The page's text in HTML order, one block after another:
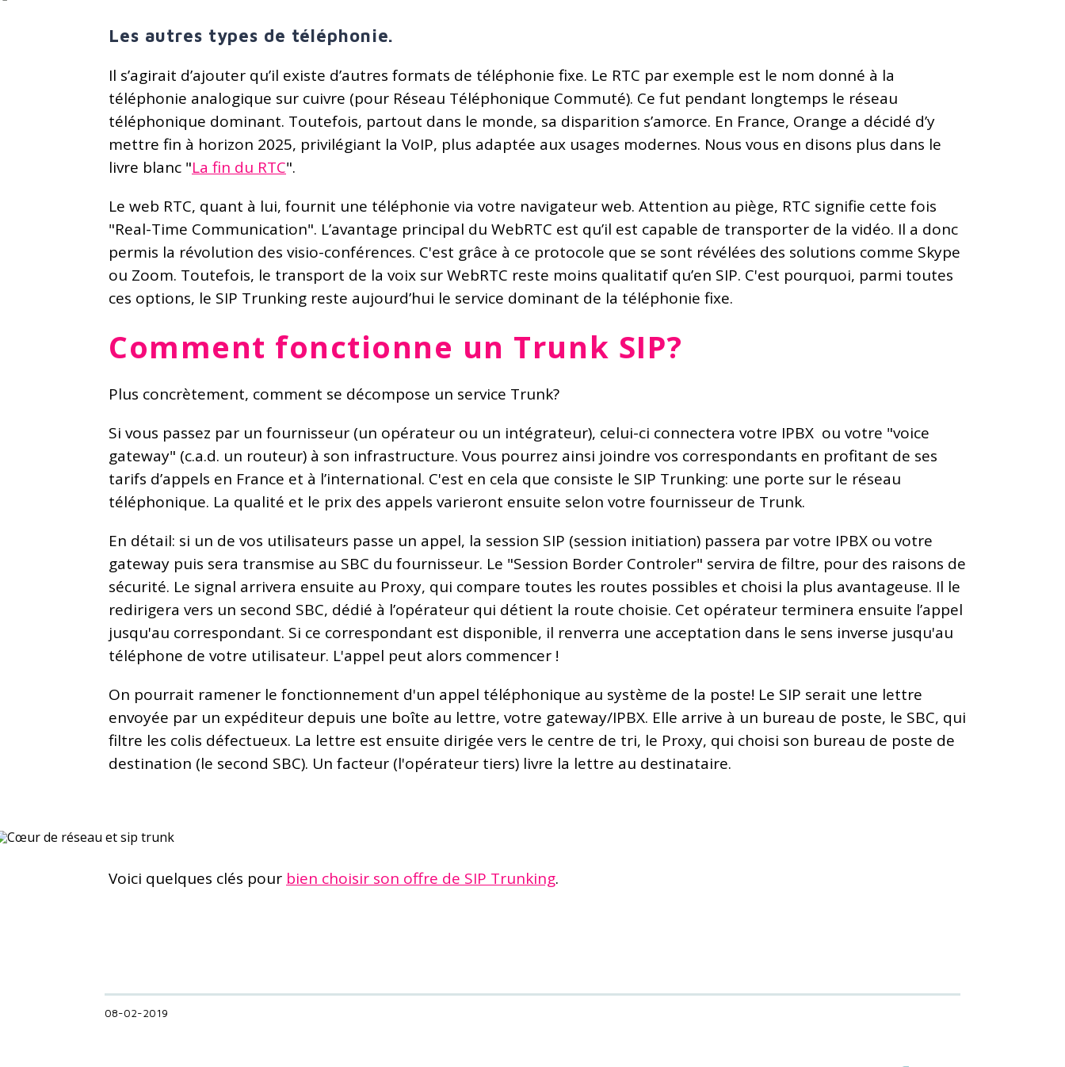
Les autres types de téléphonie.
Il s’agirait d’ajouter qu’il existe d’autres formats de téléphonie fixe. Le RTC par exemple est le nom donné à la
téléphonie analogique sur cuivre (pour Réseau Téléphonique Commuté). Ce fut pendant longtemps le réseau
téléphonique dominant. Toutefois, partout dans le monde, sa disparition s’amorce. En France, Orange a décidé d’y
mettre fin à horizon 2025, privilégiant la VoIP, plus adaptée aux usages modernes. Nous vous en disons plus dans le
livre blanc "La fin du RTC".
Le web RTC, quant à lui, fournit une téléphonie via votre navigateur web. Attention au piège, RTC signifie cette fois
"Real-Time Communication". L’avantage principal du WebRTC est qu’il est capable de transporter de la vidéo. Il a donc
permis la révolution des visio-conférences. C'est grâce à ce protocole que se sont révélées des solutions comme Skype
ou Zoom. Toutefois, le transport de la voix sur WebRTC reste moins qualitatif qu’en SIP. C'est pourquoi, parmi toutes
ces options, le SIP Trunking reste aujourd’hui le service dominant de la téléphonie fixe.
Comment fonctionne un Trunk SIP?
Plus concrètement, comment se décompose un service Trunk?
Si vous passez par un fournisseur (un opérateur ou un intégrateur), celui-ci connectera votre IPBX ou votre "voice
gateway" (c.a.d. un routeur) à son infrastructure. Vous pourrez ainsi joindre vos correspondants en profitant de ses
tarifs d’appels en France et à l’international. C'est en cela que consiste le SIP Trunking: une porte sur le réseau
téléphonique. La qualité et le prix des appels varieront ensuite selon votre fournisseur de Trunk.
En détail: si un de vos utilisateurs passe un appel, la session SIP (session initiation) passera par votre IPBX ou votre
gateway puis sera transmise au SBC du fournisseur. Le "Session Border Controler" servira de filtre, pour des raisons de
sécurité. Le signal arrivera ensuite au Proxy, qui compare toutes les routes possibles et choisi la plus avantageuse. Il le
redirigera vers un second SBC, dédié à l’opérateur qui détient la route choisie. Cet opérateur terminera ensuite l’appel
jusqu'au correspondant. Si ce correspondant est disponible, il renverra une acceptation dans le sens inverse jusqu'au
téléphone de votre utilisateur. L'appel peut alors commencer !
On pourrait ramener le fonctionnement d'un appel téléphonique au système de la poste! Le SIP serait une lettre
envoyée par un expéditeur depuis une boîte au lettre, votre gateway/IPBX. Elle arrive à un bureau de poste, le SBC, qui
filtre les colis défectueux. La lettre est ensuite dirigée vers le centre de tri, le Proxy, qui choisi son bureau de poste de
destination (le second SBC). Un facteur (l'opérateur tiers) livre la lettre au destinataire.
Voici quelques clés pour bien choisir son offre de SIP Trunking.
08-02-2019